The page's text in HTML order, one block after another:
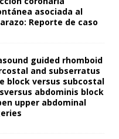
asociada al
Reporte de caso
guided rhomboid
and subserratus
block versus subcostal
abdominis block
upper abdominal